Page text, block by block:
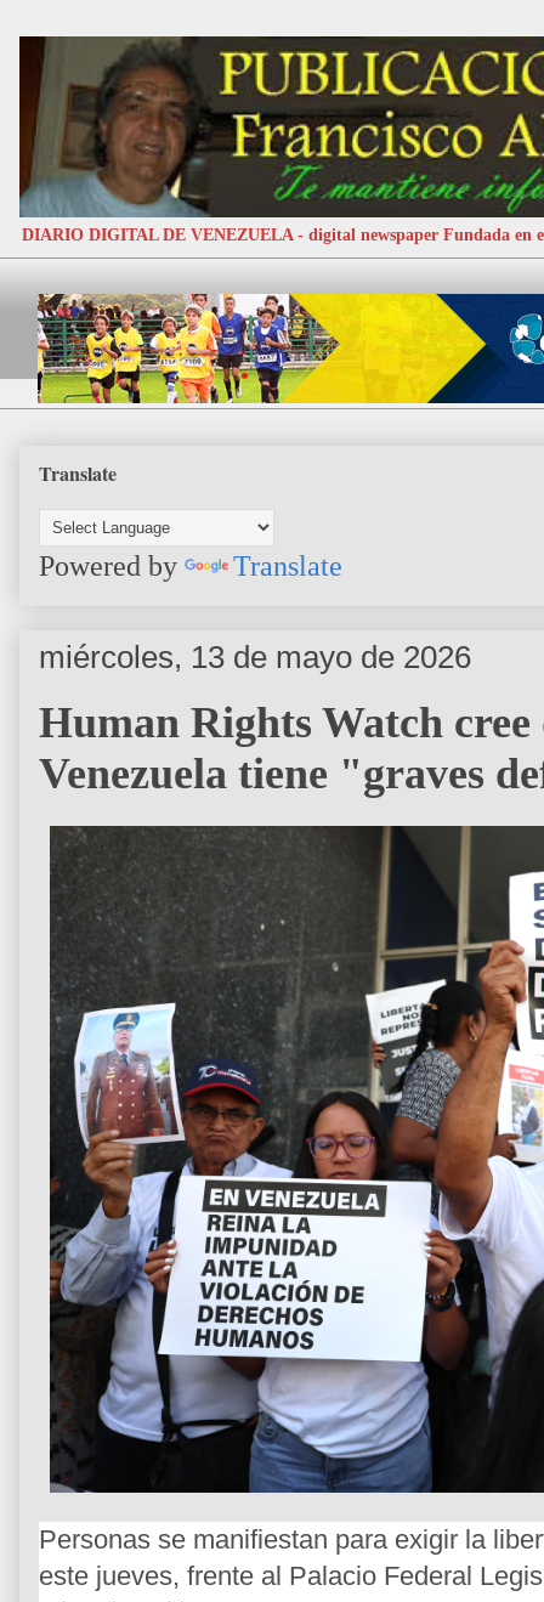
DIARIO DIGITAL DE VENEZUELA - digital newspaper Fundada en
Translate
Powered by Translate
miércoles, 13 de mayo de 2026
Human Rights Watch
Venezuela tiene "graves
Personas se manifiestan para exigir la
este jueves, frente al Palacio Federal